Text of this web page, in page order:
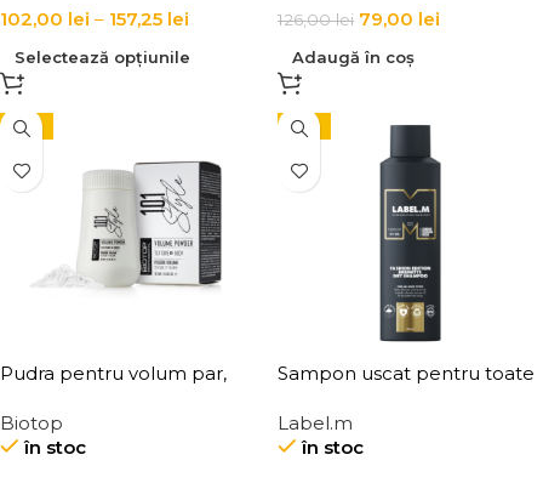
102,00 lei – 157,25 lei
Selectează opțiunile
126,00lei 79,00 lei
Adaugă în coș
-15%
Pudra pentru volum par,
Biotop
în stoc
-15%
Sampon uscat pentru toate
Fashion Edition Brunette
Dry Shampoo
Label.m
în stoc